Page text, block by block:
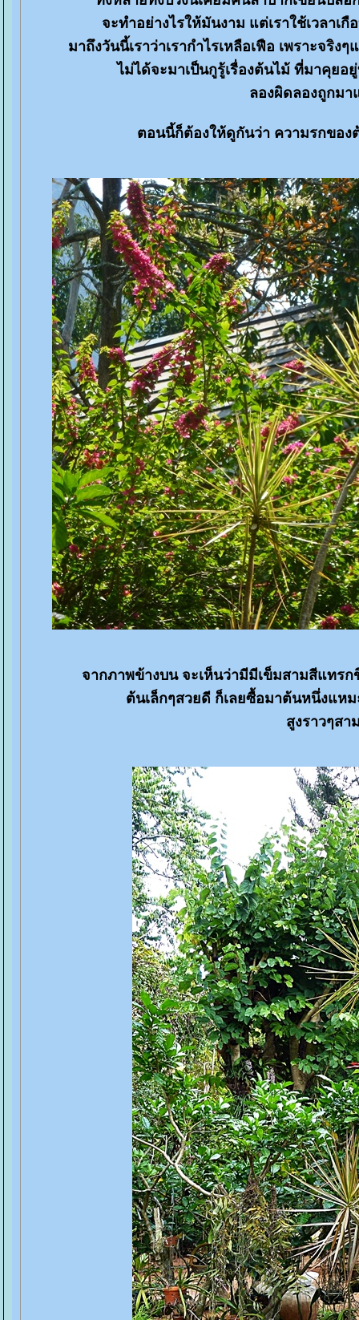
จะทำอย่างไรให้มันงาม แต่เราใช้เวลาเ
มาถึงวันนี้เราว่าเรากำไรเหลือเฟือ เพราะจริ
ไม่ได้จะมาเป็นกูรู้เรื่องต้นไม้ ที่มาคุยอ
ลองผิดลองถูกมา
ตอนนี้ก็ต้องให้ดูกันว่า ความรกขอ
จากภาพข้างบน จะเห็นว่ามีมีเข็มสามสีแทร
ต้นเล็กๆสวยดี ก็เลยซื้อมาต้นหนึ่งแห
สูงราวๆสา